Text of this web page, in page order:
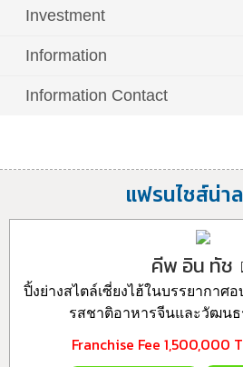
Investment
Information
Information Contact
แฟรนไชส์น่า
คีพ อิน ทัช
ปิ้งย่างสไตล์เซี่ยงไฮ้ในบรรยากาศ
รสชาติอาหารจีนและวัฒนธ
Franchise Fee 1,500,000